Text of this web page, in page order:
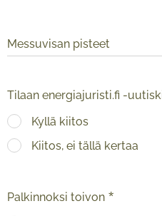
Messuvisan pisteet
Tilaan energiajuristi.fi -
Kyllä kiitos
Kiitos, ei tällä kertaa
Palkinnoksi toivon